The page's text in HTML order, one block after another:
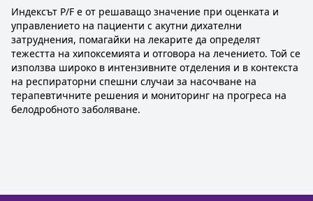
Индексът P/F е от решаващо значение при оценката и
управлението на пациенти с акутни дихателни
затруднения, помагайки на лекарите да определят
тежестта на хипоксемията и отговора на лечението. Той се
използва широко в интензивните отделения и в контекста
на респираторни спешни случаи за насочване на
терапевтичните решения и мониторинг на прогреса на
белодробното заболяване.